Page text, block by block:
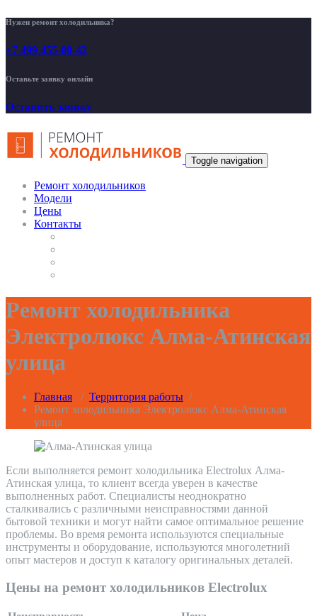
Нужен ремонт холодильника?
+7 499 455-00-42
Оставьте заявку онлайн
Оставить заявку
Toggle navigation
Ремонт холодильников
Модели
Цены
Контакты
Ремонт холодильника
Электролюкс Алма-Атинская
улица
Главная / Территория работы /
Ремонт холодильника Электролюкс Алма-Атинская
улица
Если выполняется ремонт холодильника Electrolux Алма-
Атинская улица, то клиент всегда уверен в качестве
выполненных работ. Специалисты неоднократно
сталкивались с различными неисправностями данной
бытовой техники и могут найти самое оптимальное решение
проблемы. Во время ремонта используются специальные
инструменты и оборудование, используются многолетний
опыт мастеров и доступ к каталогу оригинальных деталей.
Цены на ремонт холодильников Electrolux